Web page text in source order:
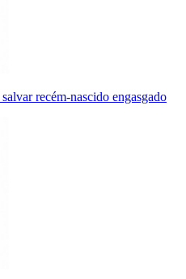
recém-nascido engasgado